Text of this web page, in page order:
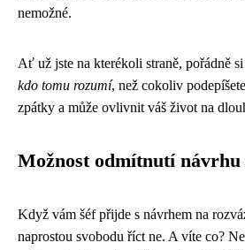
nemožné.
Ať už jste na kterékoli straně, pořádně
kdo tomu rozumí, než cokoliv
zpátky a může ovlivnit váš život na
Možnost odmítnutí návrhu
Když vám šéf přijde s návrhem na
naprostou svobodu říct ne. A víte co?